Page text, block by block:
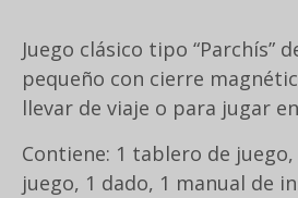
Juego clásico tipo “Parchís”
pequeño con cierre
llevar de viaje o para jugar
Contiene: 1 tablero de
juego, 1 dado, 1 manual de